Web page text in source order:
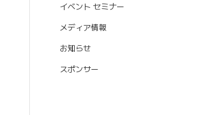
イベント セミナー
メディア情報
お知らせ
スポンサー